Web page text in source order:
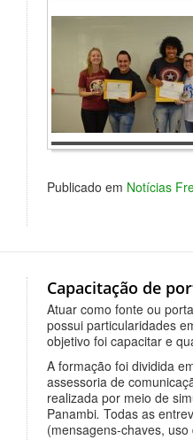
Publicado em Notícias
Capacitação de
Atuar como fonte ou
possui particularidades
objetivo foi capacitar e
A formação foi dividida
assessoria de
realizada por meio de
Panambi.Todas as
(mensagens-chaves,